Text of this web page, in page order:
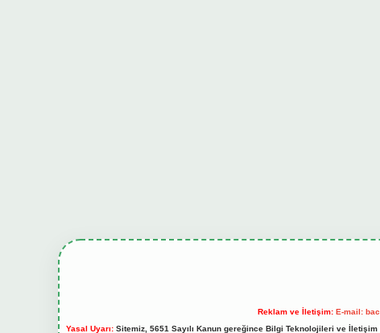
Reklam ve İletişim: E-mail:
Yasal Uyarı:Sitemiz, 5651 Sayılı Kanun gereğince Bilgi Teknolojileri ve